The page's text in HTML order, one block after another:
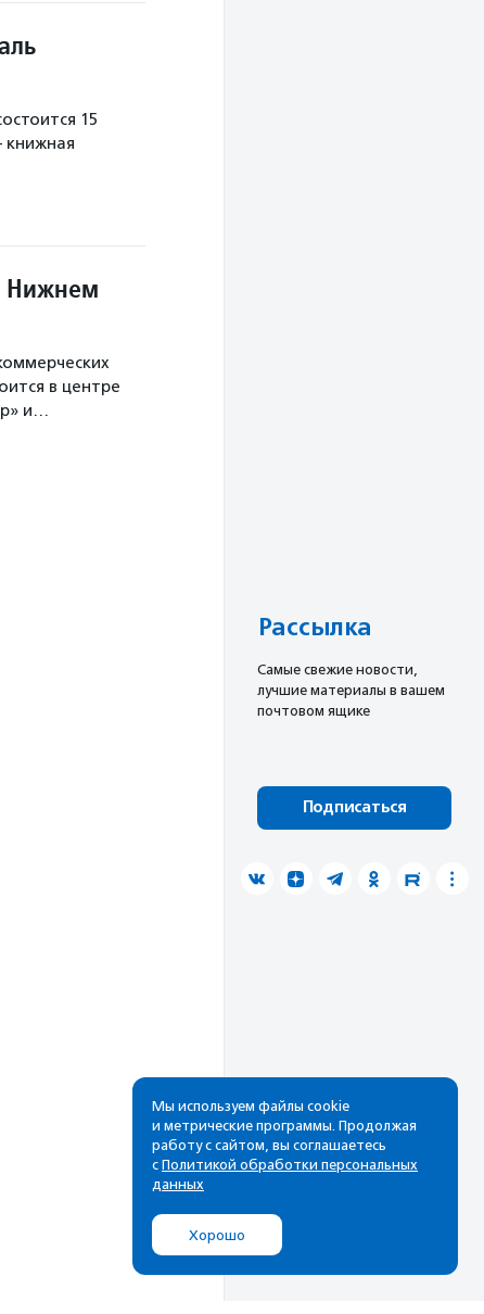
15
книжная
Нижнем
в центре
и…
Рассылка
Cамые свежие новости,
лучшие материалы в вашем
почтовом ящике
Подписаться
Мы используем файлы cookie
и метрические программы. Продолжая
работу с сайтом, вы соглашаетесь
с Политикой обработки персональных
данных
Хорошо